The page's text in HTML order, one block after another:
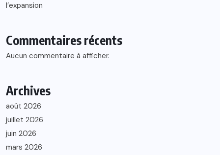
l’expansion
Commentaires récents
Aucun commentaire à afficher.
Archives
août 2026
juillet 2026
juin 2026
mars 2026